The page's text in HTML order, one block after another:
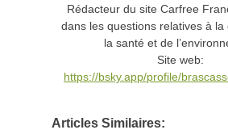
Rédacteur du site Carfree
dans les questions relatives à la
la santé et de
Site web:
https://bsky.app/profile/
Articles Similaires: